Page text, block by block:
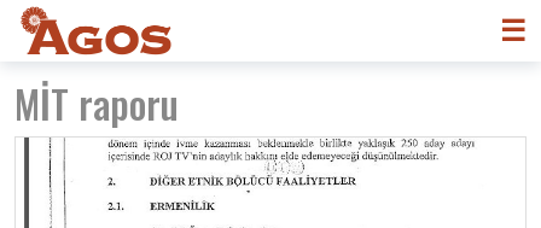
☰
MİT raporu